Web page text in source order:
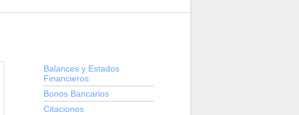
Balances y Estados
Financieros
Bonos Bancarios
Citaciones